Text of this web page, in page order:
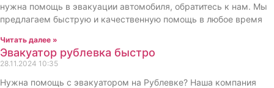
нужна помощь в эвакуации автомобиля, обратитесь к нам. Мы
предлагаем быструю и качественную помощь в любое время
Читать далее »
Эвакуатор рублевка быстро
28.11.2024 10:35
Нужна помощь с эвакуатором на Рублевке? Наша компания